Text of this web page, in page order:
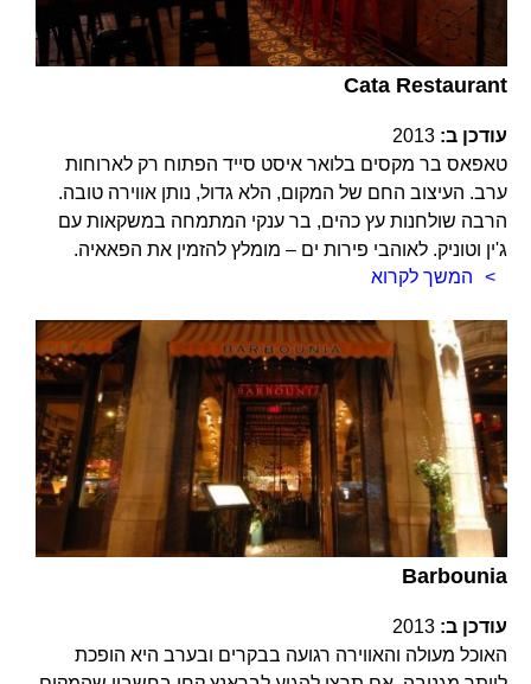
Cata Restaurant
עודכן ב: 2013
טאפאס בר מקסים בלואר איסט סייד הפתוח רק לארוחות
ערב. העיצוב החם של המקום, הלא גדול, נותן אווירה טובה.
הרבה שולחנות עץ כהים, בר ענקי המתמחה במשקאות עם
ג'ין וטוניק. לאוהבי פירות ים – מומלץ להזמין את הפאאיה.
המשך לקרוא
Barbounia
עודכן ב: 2013
האוכל מעולה והאווירה רגועה בבקרים ובערב היא הופכת